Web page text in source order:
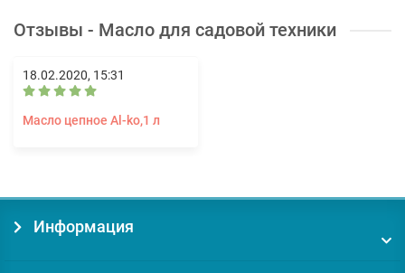
Отзывы - Масло для садовой техники
18.02.2020, 15:31
Масло цепное Al-ko,1 л
Информация